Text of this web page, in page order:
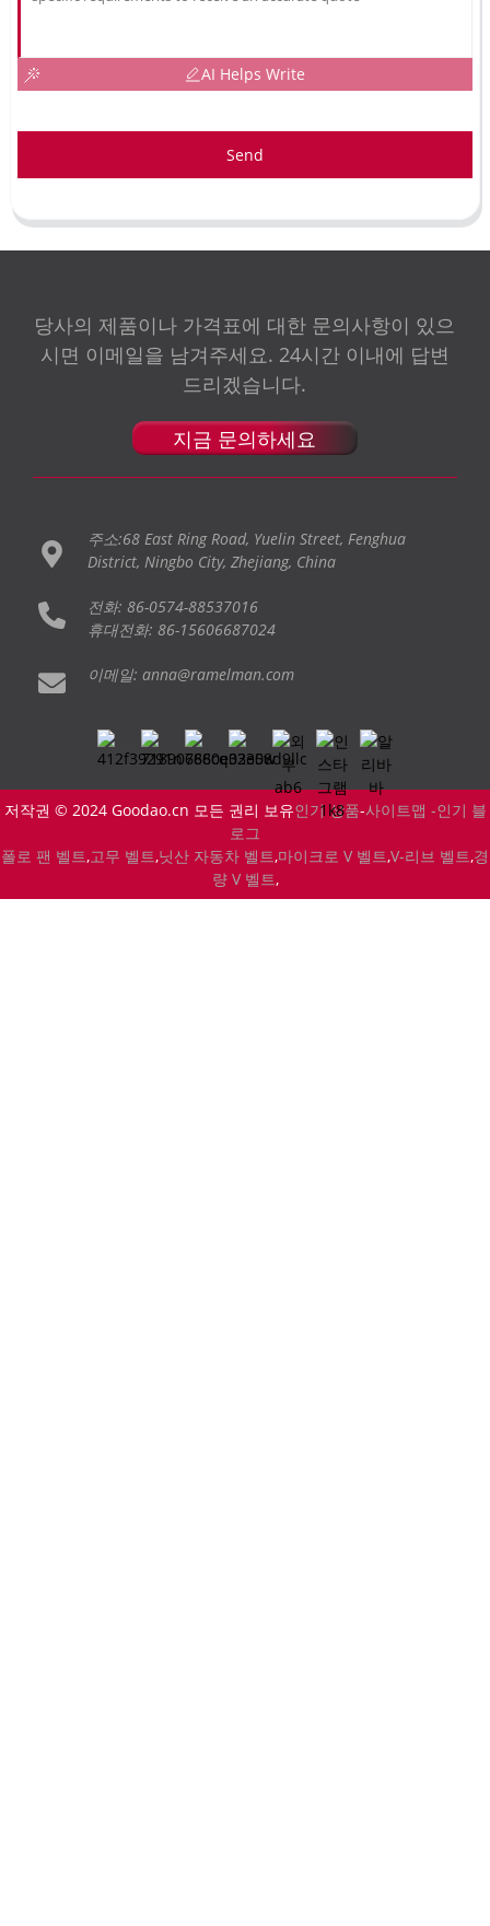
AI Helps Write
Send
당사의 제품이나 가격표에 대한 문의사항이 있으
시면 이메일을 남겨주세요. 24시간 이내에 답변
드리겠습니다.
지금 문의하세요
주소:68 East Ring Road, Yuelin Street, Fenghua
District, Ningbo City, Zhejiang, China
전화: 86-0574-88537016
휴대전화: 86-15606687024
이메일: anna@ramelman.com
저작권 © 2024 Goodao.cn 모든 권리 보유인기 상품-사이트맵 -인기 블
로그
폴로 팬 벨트,고무 벨트,닛산 자동차 벨트,마이크로 V 벨트,V-리브 벨트,경
량 V 벨트,